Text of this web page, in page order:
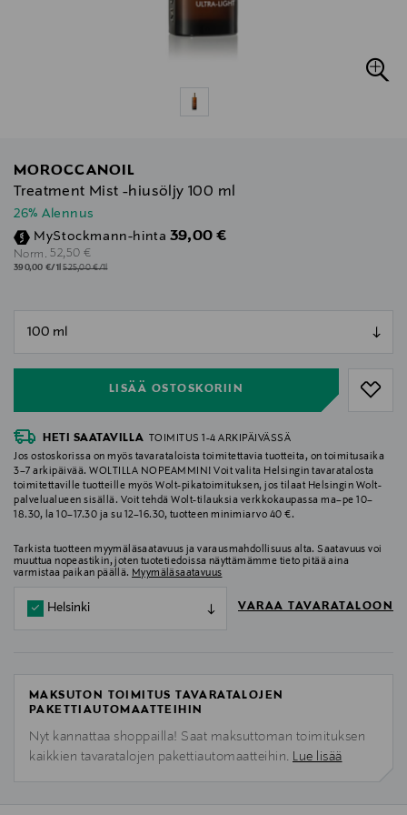
MOROCCANOIL
Treatment Mist -hiusöljy 100 ml
26% Alennus
MyStockmann-hinta Discounted Price
39,00 €
Norm. Original Price
52,50 €
390,00 €/1l525,00 €/1l
LISÄÄ OSTOSKORIIN
null
HETI SAATAVILLA TOIMITUS 1-4 ARKIPÄIVÄSSÄ
Jos ostoskorissa on myös tavarataloista toimitettavia tuotteita, on toimitusaika
3–7 arkipäivää. WOLTILLA NOPEAMMIN! Voit valita Helsingin tavaratalosta
toimitettaville tuotteille myös Wolt-pikatoimituksen, jos tilaat Helsingin Wolt-
palvelualueen sisällä. Voit tehdä Wolt-tilauksia verkkokaupassa ma–pe 10–
18.30, la 10–17.30 ja su 12–16.30, tuotteen minimiarvo 40 €.
Tarkista tuotteen myymäläsaatavuus ja varausmahdollisuus alta. Saatavuus voi
muuttua nopeastikin, joten tuotetiedoissa näyttämämme tieto pitää aina
varmistaa paikan päällä. Myymäläsaatavuus
Helsinki VARAA TAVARATALOON
MAKSUTON TOIMITUS TAVARATALOJEN
PAKETTIAUTOMAATTEIHIN
Nyt kannattaa shoppailla! Saat maksuttoman toimituksen
kaikkien tavaratalojen pakettiautomaatteihin. Lue lisää